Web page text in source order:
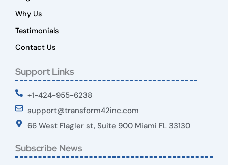
Why Us
Testimonials
Contact Us
Support Links
+1-424-955-6238
support@transform42inc.com
66 West Flagler st, Suite 900 Miami FL 33130
Subscribe News